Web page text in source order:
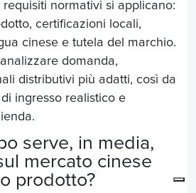
normativi si applicano:
certificazioni locali,
cinese e tutela del marchio.
domanda,
distributivi più adatti, così da
ingresso realistico e
serve, in media,
mercato cinese
prodotto?